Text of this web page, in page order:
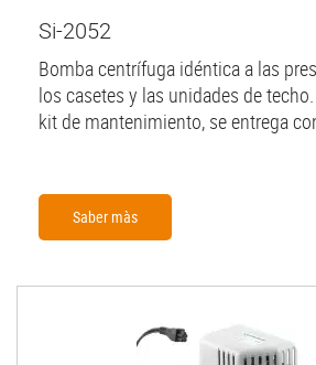
Si-2052
Bomba centrífuga idéntica a las
los casetes y las unidades de
kit de mantenimiento, se entrega
Saber màs